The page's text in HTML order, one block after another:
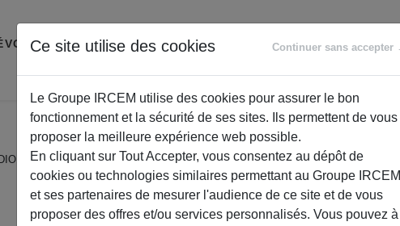
RETRAITE
ACCOMPAGNEMENT
Ce site utilise des cookies Continuer sans accepter
Le Groupe IRCEM utilise des cookies pour assurer le bon
fonctionnement et la sécurité de ses sites. Ils permettent de vous
proposer la meilleure expérience web possible.
En cliquant sur Tout Accepter, vous consentez au dépôt de
cookies ou technologies similaires permettant au Groupe IRCEM
et ses partenaires de mesurer l'audience de ce site et de vous
proposer des offres et/ou services personnalisés. Vous pouvez à